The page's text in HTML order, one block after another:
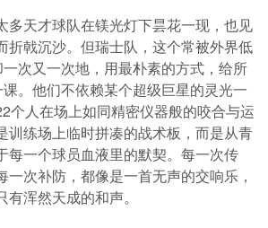
多天才球队在镁光灯下昙花一现，也见
折戟沉沙。但瑞士队，这个常被外界低
一次又一次地，用最朴素的方式，给所
课。他们不依赖某个超级巨星的灵光一
个人在场上如同精密仪器般的咬合与运
训练场上临时拼凑的战术板，而是从青
每一个球员血液里的默契。每一次传
一次补防，都像是一首无声的交响乐，
浑然天成的和声。